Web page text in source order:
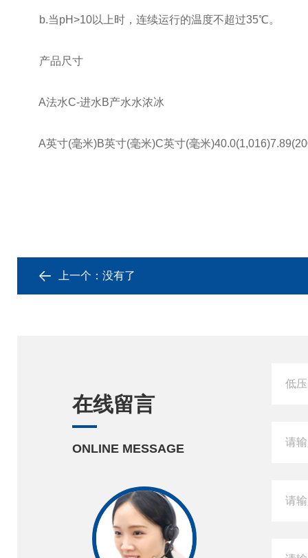
b.当pH>10以上时，连续运行的温度不超过35℃。
产品尺寸
A法水C-进水B产水水浓冰
A英寸(毫米)B英寸(毫米)C英寸(毫米
上一个：没有了
在线留言
ONLINE MESSAGE